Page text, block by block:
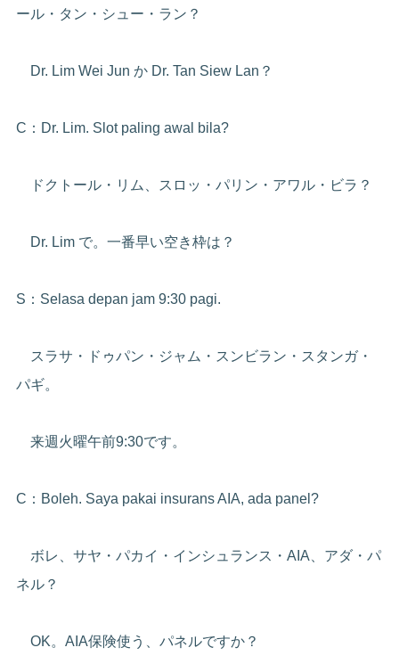
ール・タン・シュー・ラン？
Dr. Lim Wei Jun か Dr. Tan Siew Lan？
C：Dr. Lim. Slot paling awal bila?
ドクトール・リム、スロッ・パリン・アワル・ビラ？
Dr. Lim で。一番早い空き枠は？
S：Selasa depan jam 9:30 pagi.
スラサ・ドゥパン・ジャム・スンビラン・スタンガ・
パギ。
来週火曜午前9:30です。
C：Boleh. Saya pakai insurans AIA, ada panel?
ボレ、サヤ・パカイ・インシュランス・AIA、アダ・パ
ネル？
OK。AIA保険使う、パネルですか？